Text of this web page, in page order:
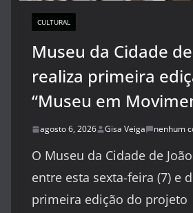
CULTURAL
Museu da Cidade
realiza primeira
“Museu em
agosto 6, 2026 Gisa Veiga nenhum
O Museu da Cidade de
entre esta sexta-feira (7) e
primeira edição do projeto